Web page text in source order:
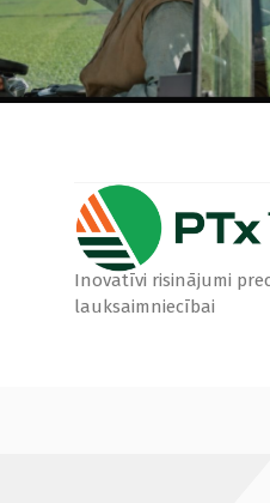
Inovatīvi risinājumi
lauksaimniecībai